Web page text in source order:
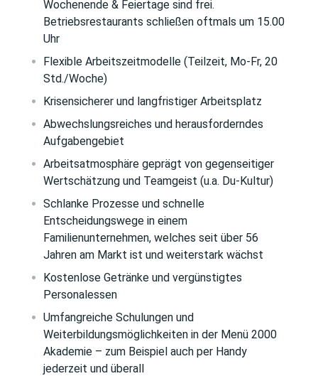
Wochenende & Feiertage sind frei.
Betriebsrestaurants schließen oftmals um 15.00
Uhr
Flexible Arbeitszeitmodelle (Teilzeit, Mo-Fr, 20
Std./Woche)
Krisensicherer und langfristiger Arbeitsplatz
Abwechslungsreiches und herausforderndes
Aufgabengebiet
Arbeitsatmosphäre geprägt von gegenseitiger
Wertschätzung und Teamgeist (u.a. Du-Kultur)
Schlanke Prozesse und schnelle
Entscheidungswege in einem
Familienunternehmen, welches seit über 56
Jahren am Markt ist und weiterstark wächst
Kostenlose Getränke und vergünstigtes
Personalessen
Umfangreiche Schulungen und
Weiterbildungsmöglichkeiten in der Menü 2000
Akademie – zum Beispiel auch per Handy
jederzeit und überall